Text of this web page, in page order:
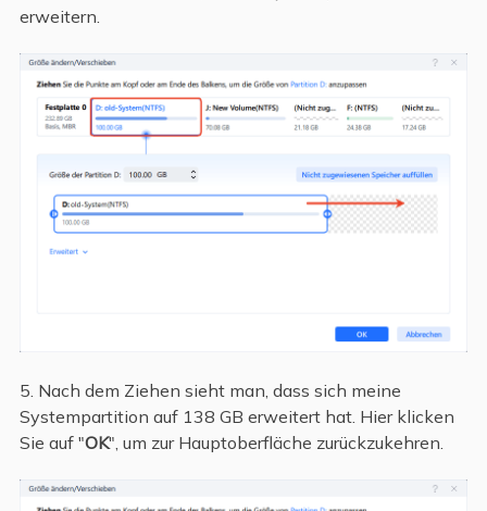
erweitern.
5. Nach dem Ziehen sieht man, dass sich meine
Systempartition auf 138 GB erweitert hat. Hier klicken
Sie auf "OK", um zur Hauptoberfläche zurückzukehren.